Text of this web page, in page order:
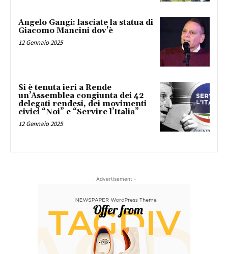
Angelo Gangi: lasciate la statua di
Giacomo Mancini dov’è
12 Gennaio 2025
Si è tenuta ieri a Rende
un’Assemblea congiunta dei 42
delegati rendesi, dei movimenti
civici “Noi” e “Servire l’Italia”
12 Gennaio 2025
- Advertisement -